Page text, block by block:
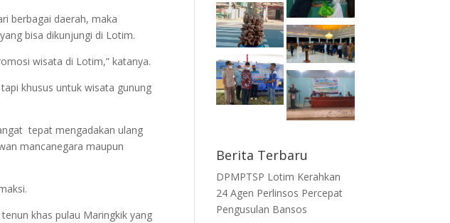
berbagai daerah, maka
bisa dikunjungi di Lotim.
wisata di Lotim,” katanya.
khusus untuk wisata gunung
tepat mengadakan ulang
mancanegara maupun
khas pulau Maringkik yang
Berita Terbaru
DPMPTSP Lotim Kerahkan
24 Agen Perlinsos Percepat
Pengusulan Bansos